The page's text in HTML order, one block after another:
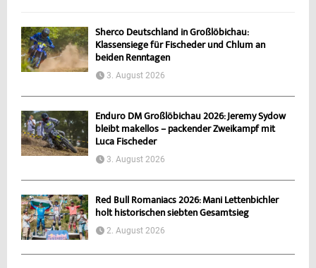
Sherco Deutschland in Großlöbichau:
Klassensiege für Fischeder und Chlum an
beiden Renntagen
3. August 2026
Enduro DM Großlöbichau 2026: Jeremy Sydow
bleibt makellos – packender Zweikampf mit
Luca Fischeder
3. August 2026
Red Bull Romaniacs 2026: Mani Lettenbichler
holt historischen siebten Gesamtsieg
2. August 2026